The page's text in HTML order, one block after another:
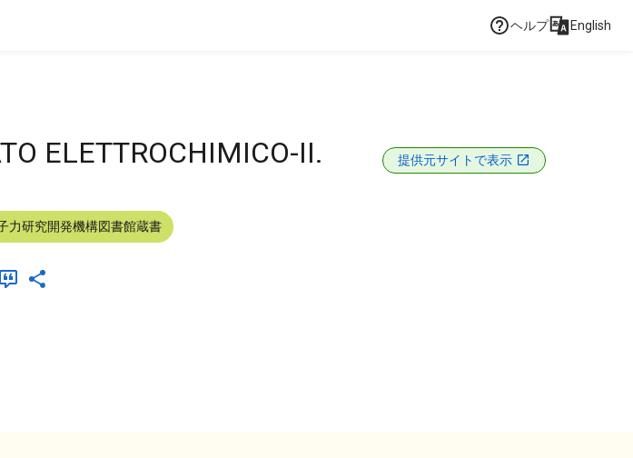
ヘルプ English
ELETTROCHIMICO-II. 提供元サイトで表示
力研究開発機構図書館蔵書